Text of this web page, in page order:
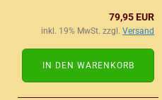
79,95 EUR
inkl. 19% MwSt. zzgl. Versand
IN DEN WARENKORB